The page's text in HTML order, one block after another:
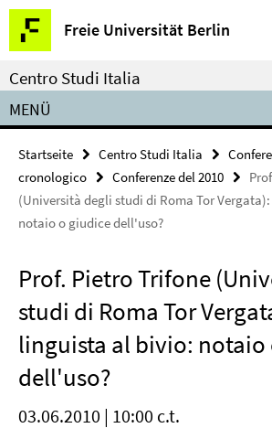
Springe
direkt
zu
Inhalt
Freie Universität Berlin
Service-
Navigation
Centro Studi Italia
MENÜ
Startseite Centro Studi Italia
cronologico
Conferenze del 2010
(Università degli studi di Roma Tor
notaio o giudice dell'uso?
Prof. Pietro Trifone
studi di Roma Tor
linguista al bivio: notaio
dell'uso?
03.06.2010 | 10:00 c.t.